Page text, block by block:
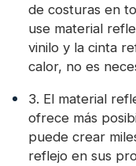
de costuras en
use material
vinilo y la cinta
calor, no es
3. El material
ofrece más
puede crear
reflejo en sus